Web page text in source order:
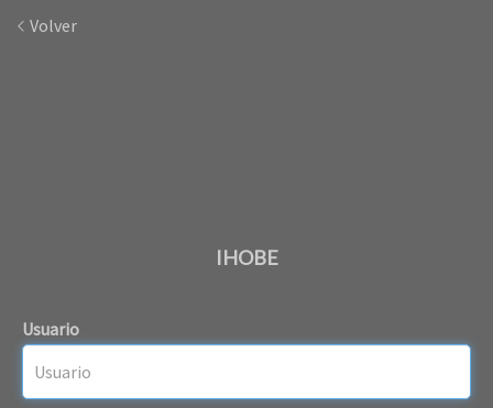
Volver
IHOBE
Usuario